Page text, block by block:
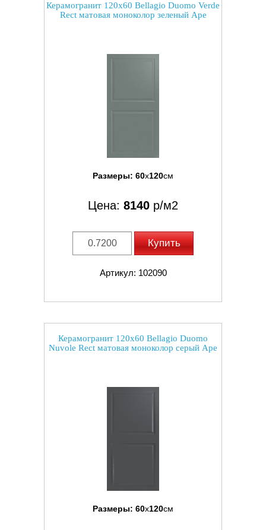
Керамогранит 120x60 Bellagio Duomo Verde
Rect матовая моноколор зеленый Ape
Размеры: 60x120см
Цена: 8140 р/м2
Купить
Артикул: 102090
Керамогранит 120x60 Bellagio Duomo
Nuvole Rect матовая моноколор серый Ape
Размеры: 60x120см